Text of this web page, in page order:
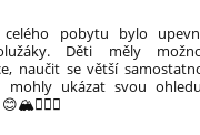
pobytu bylo
Děti měly
naučit se větší
mohly ukázat svou